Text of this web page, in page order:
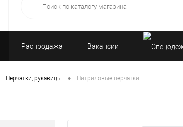
Распродажа Вакансии
Перчатки, рукавицы
Перчатки, рукавицы • Нитриловые перчатки